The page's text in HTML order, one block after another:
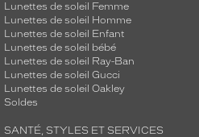
Lunettes de soleil Femme
Lunettes de soleil Homme
Lunettes de soleil Enfant
Lunettes de soleil bébé
Lunettes de soleil Ray-Ban
Lunettes de soleil Gucci
Lunettes de soleil Oakley
Soldes
SANTÉ, STYLES ET SERVICES